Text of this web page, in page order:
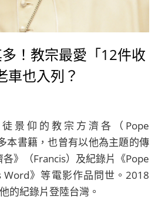
！教宗最愛「12件收
車也入列？
景仰的教宗方濟各（Pope
本書籍，也曾有以他為主題的傳
》（Francis）及紀錄片《Pope
Word》等電影作品問世。2018
的紀錄片登陸台灣。